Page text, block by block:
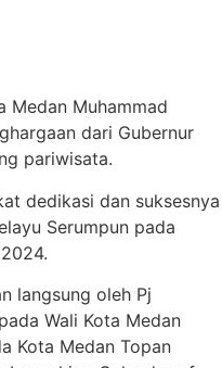
Medan Muhammad
dari Gubernur
pariwisata.
dedikasi dan suksesnya
Serumpun pada
langsung oleh Pj
Wali Kota Medan
Kota Medan Topan